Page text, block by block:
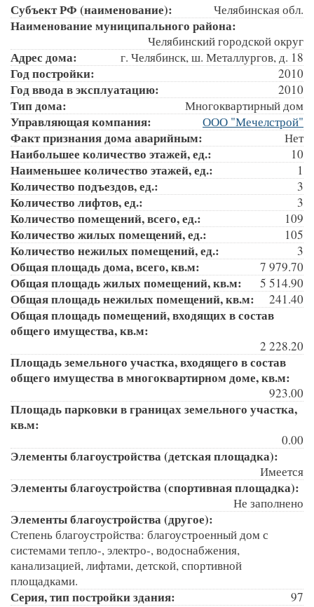
Субъект РФ (наименование): Челябинская обл.
Наименование муниципального района:
Челябинский городской округ
Адрес дома: г. Челябинск, ш. Металлургов, д. 18
Год постройки: 2010
Год ввода в эксплуатацию: 2010
Тип дома: Многоквартирный дом
Управляющая компания: ООО "Мечелстрой"
Факт признания дома аварийным: Нет
Наибольшее количество этажей, ед.: 10
Наименьшее количество этажей, ед.: 1
Количество подъездов, ед.: 3
Количество лифтов, ед.: 3
Количество помещений, всего, ед.: 109
Количество жилых помещений, ед.: 105
Количество нежилых помещений, ед.: 3
Общая площадь дома, всего, кв.м: 7 979.70
Общая площадь жилых помещений, кв.м: 5 514.90
Общая площадь нежилых помещений, кв.м: 241.40
Общая площадь помещений, входящих в состав
общего имущества, кв.м:
2 228.20
Площадь земельного участка, входящего в состав
общего имущества в многоквартирном доме, кв.м:
923.00
Площадь парковки в границах земельного участка,
кв.м:
0.00
Элементы благоустройства (детская площадка):
Имеется
Элементы благоустройства (спортивная площадка):
Не заполнено
Элементы благоустройства (другое):
Степень благоустройства: благоустроенный дом с
системами тепло-, электро-, водоснабжения,
канализацией, лифтами, детской, спортивной
площадками.
Серия, тип постройки здания: 97